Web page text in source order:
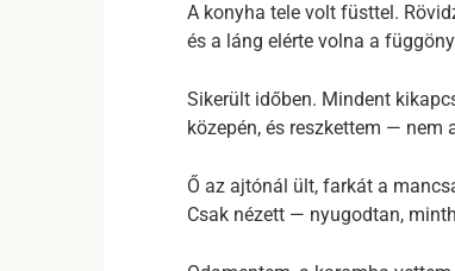
A konyha tele volt füsttel.
és a láng elérte volna a
Sikerült időben. Mindent
közepén, és reszkettem — nem
Ő az ajtónál ült, farkát a
Csak nézett — nyugodtan,